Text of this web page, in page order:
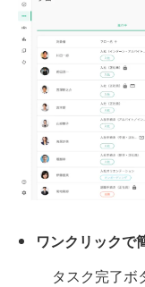
ワンクリックで
タスク完了ボ